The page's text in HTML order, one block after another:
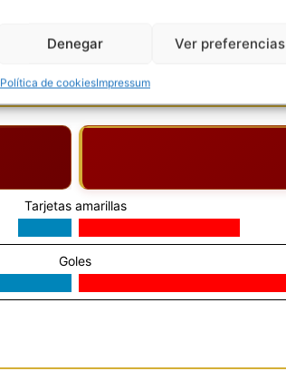
Denegar Ver preferencias
Política de cookiesImpressum
Tarjetas amarillas
Goles